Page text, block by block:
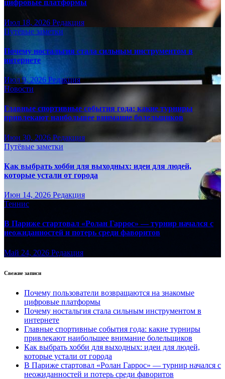
цифровые платформы
Июл 18, 2026 Редакция
Путёвые заметки
Почему ностальгия стала сильным инструментом в
интернете
Июл 9, 2026 Редакция
Новости
Главные спортивные события года: какие турниры
привлекают наибольшее внимание болельщиков
Июн 30, 2026 Редакция
Путёвые заметки
Как выбрать хобби для выходных: идеи для людей,
которые устали от города
Июн 14, 2026 Редакция
Теннис
В Париже стартовал «Ролан Гаррос» — турнир начался с
неожиданностей и потерь среди фаворитов
Май 24, 2026 Редакция
Свежие записи
Почему пользователи возвращаются на знакомые
цифровые платформы
Почему ностальгия стала сильным инструментом в
интернете
Главные спортивные события года: какие турниры
привлекают наибольшее внимание болельщиков
Как выбрать хобби для выходных: идеи для людей,
которые устали от города
В Париже стартовал «Ролан Гаррос» — турнир начался с
неожиданностей и потерь среди фаворитов